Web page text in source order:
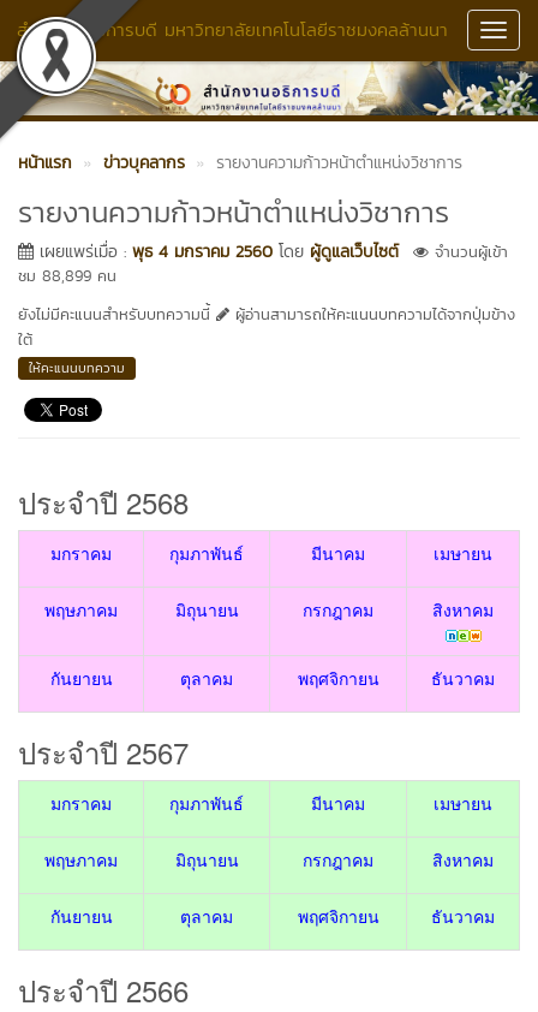
สำนักงานอธิการบดี มหาวิทยาลัยเทคโนโลยีราชมงคลล้านนา
หน้าแรก ข่าวบุคลากร รายงานความก้าวหน้าตำแหน่งวิชาการ
รายงานความก้าวหน้าตำแหน่งวิชาการ
เผยแพร่เมื่อ : พุธ 4 มกราคม 2560 โดย ผู้ดูแลเว็บไซต์
จำนวนผู้เข้า
ชม 88,899 คน
ยังไม่มีคะแนนสำหรับบทความนี้
ผู้อ่านสามารถให้คะแนนบทความได้จากปุ่มข้าง
ใต้
ให้คะแนนบทความ
ประจำปี 2568
มกราคม กุมภาพันธ์ มีนาคม เมษายน
พฤษภาคม มิถุนายน กรกฎาคม สิงหาคม
กันยายน ตุลาคม พฤศจิกายน ธันวาคม
ประจำปี 2567
มกราคม กุมภาพันธ์ มีนาคม เมษายน
พฤษภาคม มิถุนายน กรกฎาคม สิงหาคม
กันยายน ตุลาคม พฤศจิกายน ธันวาคม
ประจำปี 2566